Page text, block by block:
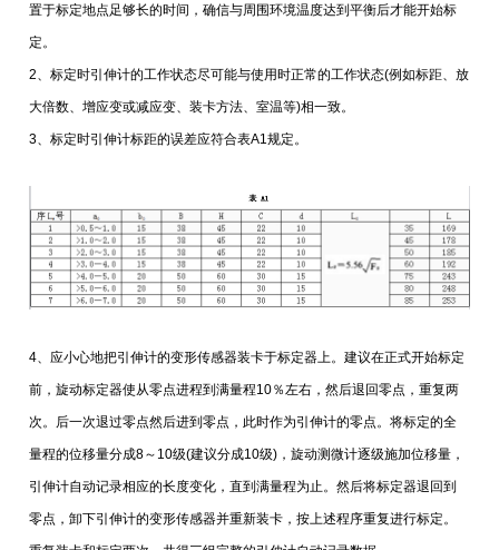
置于标定地点足够长的时间，确信与周围环境温度达到平衡后才能开始标
定。
2、标定时引伸计的工作状态尽可能与使用时正常的工作状态(例如标距、放
大倍数、增应变或减应变、装卡方法、室温等)相一致。
3、标定时引伸计标距的误差应符合表A1规定。
4、应小心地把引伸计的变形传感器装卡于标定器上。建议在正式开始标定
前，旋动标定器使从零点进程到满量程10％左右，然后退回零点，重复两
次。后一次退过零点然后进到零点，此时作为引伸计的零点。将标定的全
量程的位移量分成8～10级(建议分成10级)，旋动测微计逐级施加位移量，
引伸计自动记录相应的长度变化，直到满量程为止。然后将标定器退回到
零点，卸下引伸计的变形传感器并重新装卡，按上述程序重复进行标定。